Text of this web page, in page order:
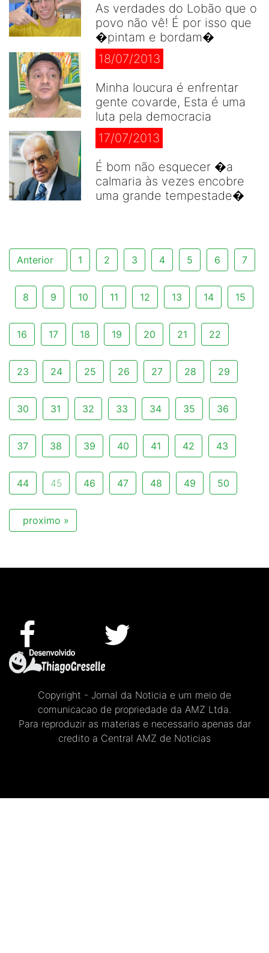
As verdades do Lobão que o
povo não vê! É por isso que
�pintam e bordam�
18/07/2013
Minha loucura é enfrentar
gente covarde, Esta é uma
luta pela democracia
17/07/2013
É bom não esquecer �a
calmaria às vezes encobre
uma grande tempestade�
Anterior 1 2 3 4 5 6 7
8 9 10 11 12 13 14 15
16 17 18 19 20 21 22
23 24 25 26 27 28 29
30 31 32 33 34 35 36
37 38 39 40 41 42 43
44 45 46 47 48 49 50
proximo »
Copyright - Jornal da Noticia e um meio de
comunicacao de propriedade da AMZ Ltda.
Para reproduzir as materias e necessario apenas dar
credito a Central AMZ de Noticias